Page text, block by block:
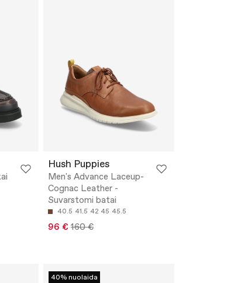
Hush Puppies
Men's Advance Laceup-
Cognac Leather -
Suvarstomi batai
40.5 41.5 42 45 45.5
96 € 160 €
40% nuolaida